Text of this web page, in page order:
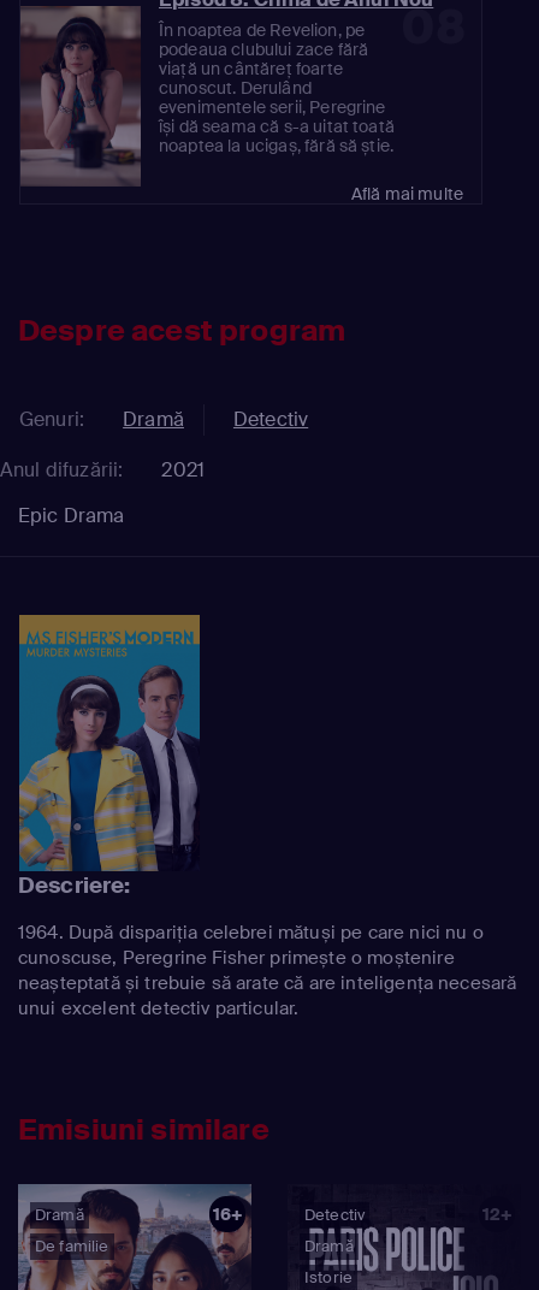
08
În noaptea de Revelion, pe
podeaua clubului zace fără
viață un cântăreț foarte
cunoscut. Derulând
evenimentele serii, Peregrine
își dă seama că s-a uitat toată
noaptea la ucigaș, fără să știe.
Află mai multe
Despre acest program
Genuri: Dramă
Detectiv
Anul difuzării:
2021
Epic Drama
Descriere:
1964. După dispariția celebrei mătuși pe care nici nu o
cunoscuse, Peregrine Fisher primește o moștenire
neașteptată și trebuie să arate că are inteligența necesară
unui excelent detectiv particular.
Emisiuni similare
Dramă
De familie
16+
Detectiv
Dramă
Istorie
12+